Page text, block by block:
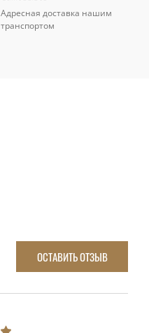
Адресная доставка нашим
транспортом
ОСТАВИТЬ ОТЗЫВ